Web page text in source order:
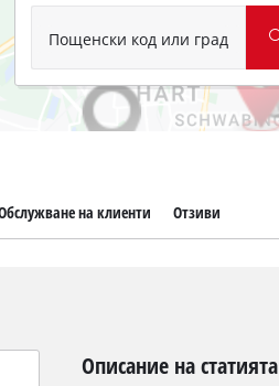
Пощенски код или град
на клиенти Отзиви
Описание на статията